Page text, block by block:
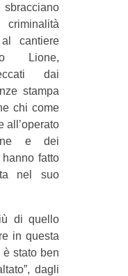
sbracciano
al cantiere
Lione,
dai
stampa
chi come
all’operato
e dei
fatto
nel suo
di quello
in questa
stato ben
dagli